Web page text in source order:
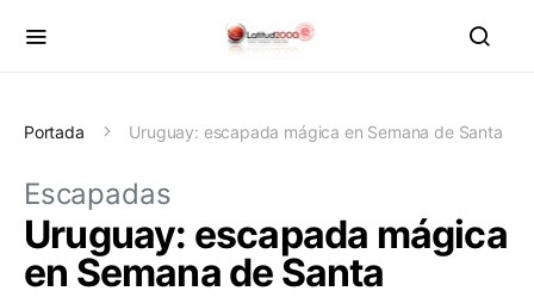
Portada Uruguay: escapada mágica en Semana de Santa
Escapadas
Uruguay: escapada mágica
en Semana de Santa